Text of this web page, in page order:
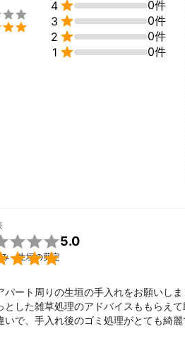
4 
0件
3 
0件
2 
0件
1  0件
5.0
・生垣の剪定
パート周りの生垣の手入れをお願いし
とした雑草処理のアドバイスももらえ
いで、手入れ後のゴミ処理がとても綺